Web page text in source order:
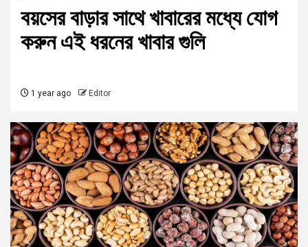
বয়সের বাড়ার সাথে খাবারের মধ্যে যোগ
করুন এই ধরনের খাবার গুলি
1 year ago Editor